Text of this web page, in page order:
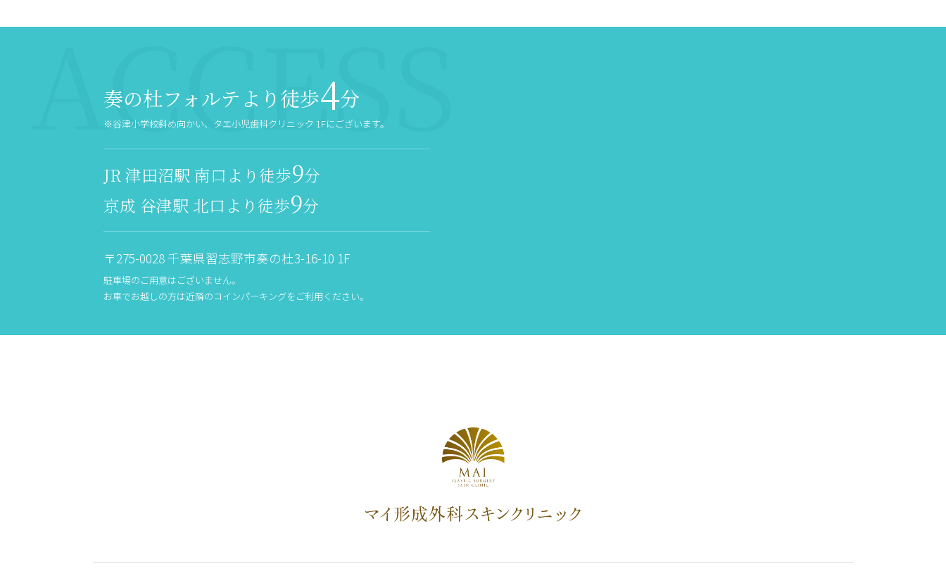
奏の杜フォルテより徒歩4分
※谷津小学校斜め向かい、タエ小児歯科クリニック 1Fにございます。
JR 津田沼駅 南口より徒歩9分
京成 谷津駅 北口より徒歩9分
〒275-0028 千葉県習志野市奏の杜3-16-10 1F
駐車場のご用意はございません。
お車でお越しの方は近隣のコインパーキングをご利用ください。